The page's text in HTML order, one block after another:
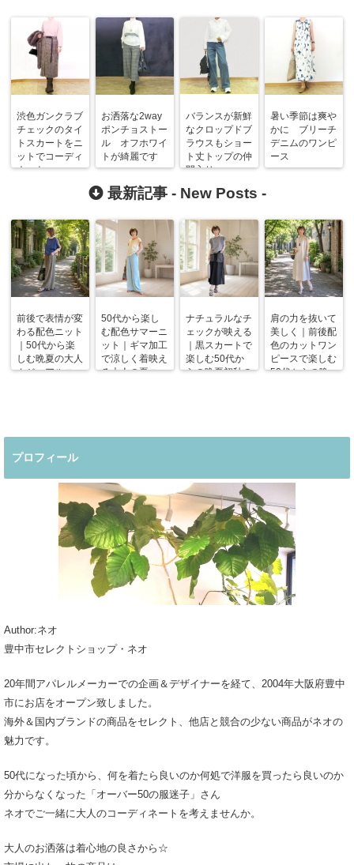
渋色ガンクラブ
チェックのタイ
トスカートをニ
ットでコーディ
ネート
お洒落な2way
ポンチョストー
ル オフホワイ
トが綺麗です
バランスが新鮮
なクロップドブ
ラウスもショー
ト丈トップの仲
間入り
暑い季節は爽や
かに ブリーチ
デニムのワンピ
ース
最新記事 - New Posts -
前後で表情が変
わる配色ニット
｜50代から楽
しむ晩夏の大人
カジュアルコー
50代から楽し
む配色サマーニ
ット｜ギマ加工
で涼しく着映え
る大人の夏コー
ナチュラルなチ
ェックが映える
｜黒スカートで
楽しむ50代か
らの晩夏初秋の
肩の力を抜いて
美しく｜前後配
色のカットワン
ピースで楽しむ
50代からの晩
プロフィール
Author:ネオ
豊中市セレクトショップ・ネオ
20年間アパレルメーカーでの企画＆デザイナーを経て、2004年大阪府豊中
市にお店をオープン致しました。
海外＆国内ブランドの商品をセレクト、他店と競合の少ない商品がネオの
魅力です。
50代になった頃から、何を着たら良いのか何処で洋服を買ったら良いのか
分からなくなった「オーバー50の服迷子」さん
ネオでご一緒に大人のコーディネートを考えませんか。
大人のお洒落は着心地の良さから☆